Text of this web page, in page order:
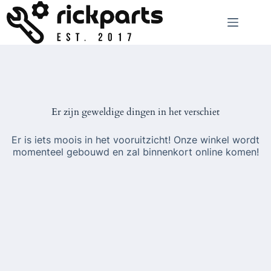
naar
de
inhoud
Er zijn geweldige dingen in het verschiet
Er is iets moois in het vooruitzicht! Onze winkel wordt
momenteel gebouwd en zal binnenkort online komen!